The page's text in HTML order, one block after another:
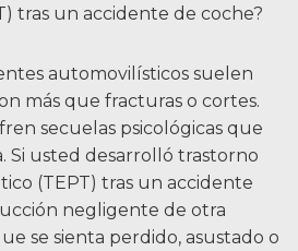
médica
Cerebrales
de motocicleta
en hogares de
Más...
tras un accidente de coche?
automovilísticos suelen
más que fracturas o cortes.
secuelas psicológicas que
Si usted desarrolló trastorno
(TEPT) tras un accidente
negligente de otra
se sienta perdido, asustado o